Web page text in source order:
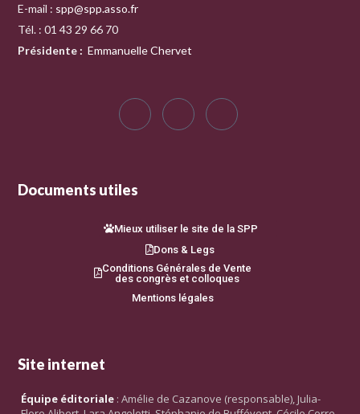
E-mail : spp@spp.asso.fr
Tél. : 01 43 29 66 70
Présidente : Emmanuelle Chervet
Documents utiles
Mieux utiliser le site de la SPP
Dons & Legs
Conditions Générales de Vente
des congrès et colloques
Mentions légales
Site internet
Équipe éditoriale : Amélie de Cazanove (responsable), Julia-